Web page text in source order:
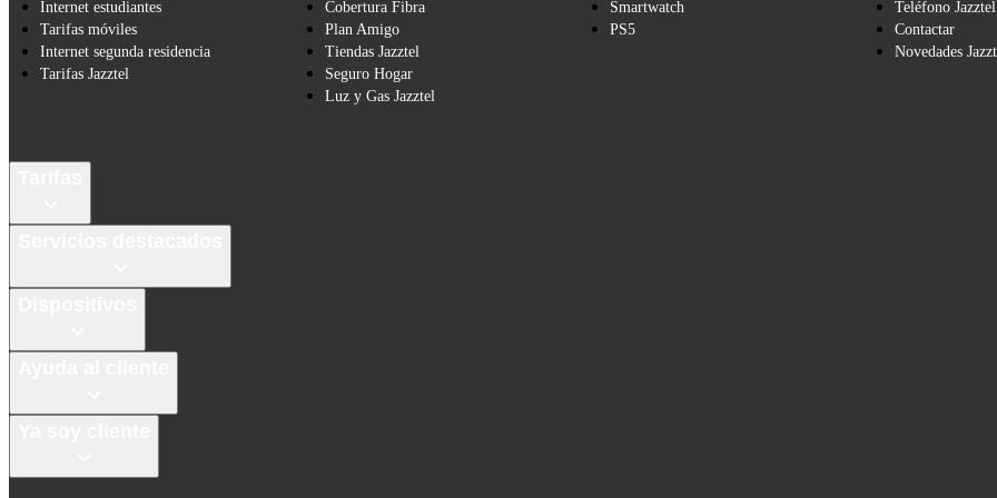
Internet estudiantes
Tarifas móviles
Internet segunda residencia
Tarifas Jazztel
Cobertura Fibra
Plan Amigo
Tiendas Jazztel
Seguro Hogar
Luz y Gas Jazztel
Smartwatch
PS5
Teléfono Jazztel
Contactar
Novedades